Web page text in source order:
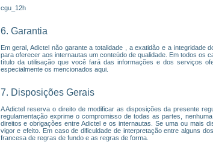
cgu_12h
6. Garantia
Em geral, Adictel não garante a totalidade , a exatidão e a
para oferecer aos internautas um conteúdo de qualidade. Em todos os
título da utilisação que você fará das informações e dos serviços
especialmente os mencionados aqui.
7. Disposições Gerais
A Adictel reserva o direito de modificar as disposições da presente
regulamentação exprime o compromisso de todas as partes,
direitos e obrigações entre Adictel e os internautas. Se uma ou mais
vigor e efeito. Em caso de dificuldade de interpretação entre alguns
francesa de regras de fundo e as regras de forma.